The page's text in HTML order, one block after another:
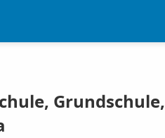
Grundschule,